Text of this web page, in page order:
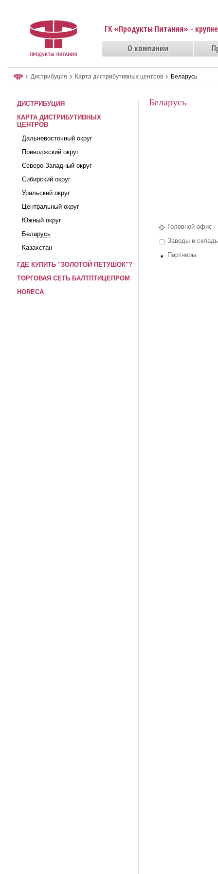
ГК «Продукты Питания» -
О компании
› Дистрибуция › Карта дистрибутивных центров › Беларусь
ДИСТРИБУЦИЯ
КАРТА ДИСТРИБУТИВНЫХ
ЦЕНТРОВ
Дальневосточный округ
Приволжский округ
Северо-Западный округ
Сибирский округ
Уральский округ
Центральный округ
Южный округ
Беларусь
Казахстан
ГДЕ КУПИТЬ "ЗОЛОТОЙ ПЕТУШОК"?
ТОРГОВАЯ СЕТЬ БАЛТПТИЦЕПРОМ
HORECA
Беларусь
Головной офис
Заводы и
Партнеры